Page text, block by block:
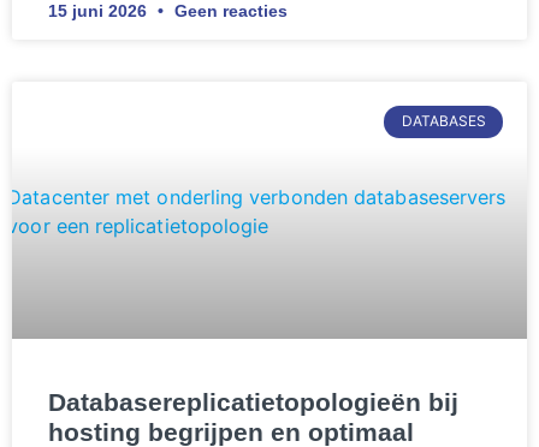
15 juni 2026 Geen reacties
DATABASES
Databasereplicatietopologieën bij
hosting begrijpen en optimaal